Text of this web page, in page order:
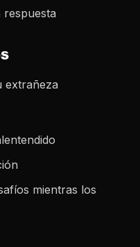
respuesta
extrañeza
mientras los